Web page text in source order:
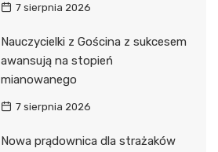
7 sierpnia 2026
Nauczycielki z Gościna z sukcesem
awansują na stopień
mianowanego
7 sierpnia 2026
Nowa prądownica dla strażaków